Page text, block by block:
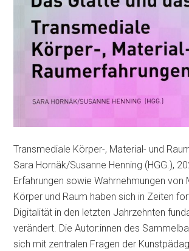
Transmediale Körper-, Material- und
Sara Hornäk/Susanne Henning (HGG.),
Erfahrungen sowie Wahrnehmungen von
Körper und Raum haben sich in Zeiten
Digitalität in den letzten Jahrzehnten
verändert. Die Autor:innen des
sich mit zentralen Fragen der